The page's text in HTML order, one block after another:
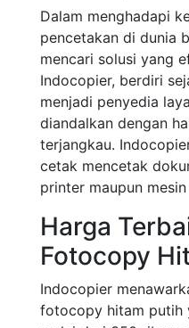
Dalam menghadapi
pencetakan di dunia
mencari solusi yang
Indocopier, berdiri
menjadi penyedia
diandalkan dengan
terjangkau.
cetak mencetak
printer maupun
Harga
Fotocopy
Indocopier
fotocopy hitam putih